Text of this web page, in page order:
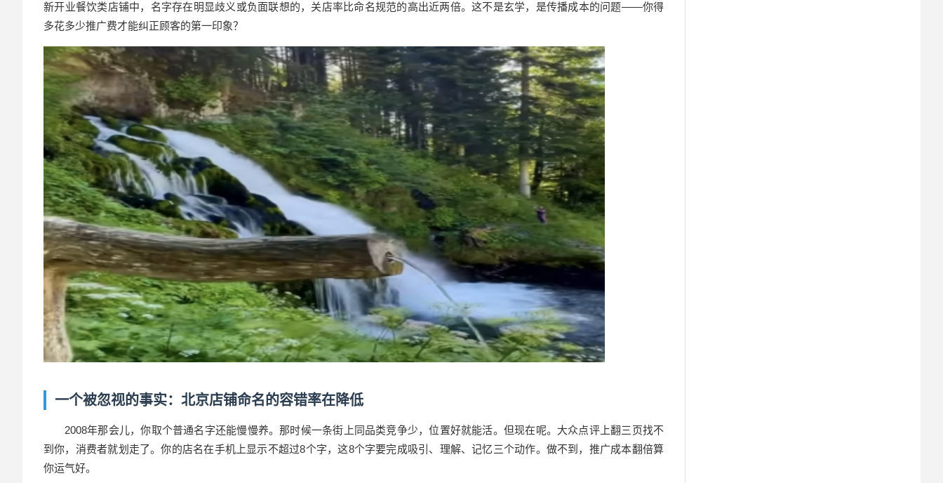
新开业餐饮类店铺中，名字存在明显歧义或负面联想的，关店率比命名规范的高出近两倍。这不是玄学，是传播成本的问题——你得
多花多少推广费才能纠正顾客的第一印象？
一个被忽视的事实：北京店铺命名的容错率在降低
2008年那会儿，你取个普通名字还能慢慢养。那时候一条街上同品类竞争少，位置好就能活。但现在呢。大众点评上翻三页找不
到你，消费者就划走了。你的店名在手机上显示不超过8个字，这8个字要完成吸引、理解、记忆三个动作。做不到，推广成本翻倍算
你运气好。